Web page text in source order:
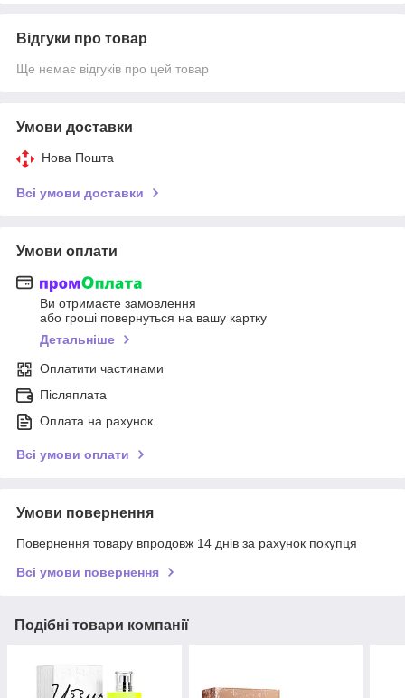
Відгуки про товар
Ще немає відгуків про цей товар
Умови доставки
Нова Пошта
Всі умови доставки
Умови оплати
Ви отримаєте замовлення
або гроші повернуться на вашу картку
Детальніше
Оплатити частинами
Післяплата
Оплата на рахунок
Всі умови оплати
Умови повернення
Повернення товару впродовж 14 днів за рахунок покупця
Всі умови повернення
Подібні товари компанії